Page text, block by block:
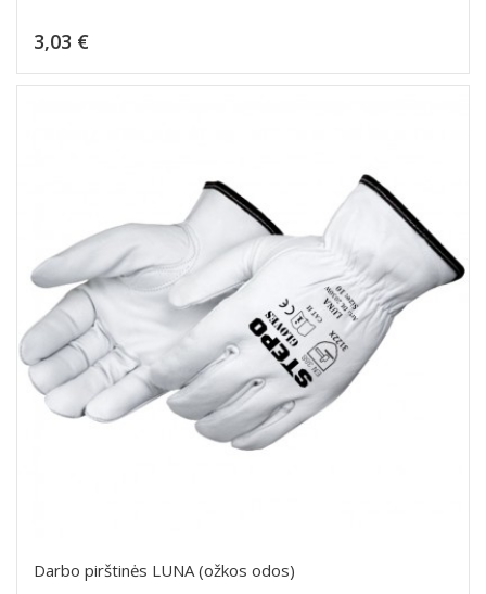
3,03 €
Darbo pirštinės LUNA (ožkos odos)